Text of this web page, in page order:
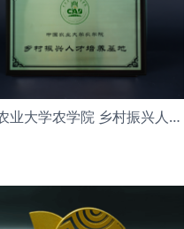
中国农业大学农学院 乡村振兴人才培养基地